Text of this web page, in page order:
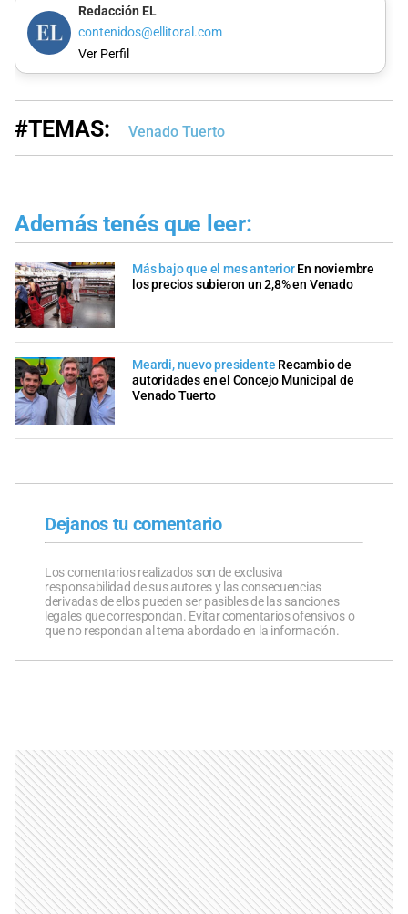
Redacción EL
contenidos@ellitoral.com
Ver Perfil
#TEMAS: Venado Tuerto
Además tenés que leer:
Más bajo que el mes anterior En noviembre
los precios subieron un 2,8% en Venado
Meardi, nuevo presidente Recambio de
autoridades en el Concejo Municipal de
Venado Tuerto
Dejanos tu comentario
Los comentarios realizados son de exclusiva
responsabilidad de sus autores y las consecuencias
derivadas de ellos pueden ser pasibles de las sanciones
legales que correspondan. Evitar comentarios ofensivos o
que no respondan al tema abordado en la información.